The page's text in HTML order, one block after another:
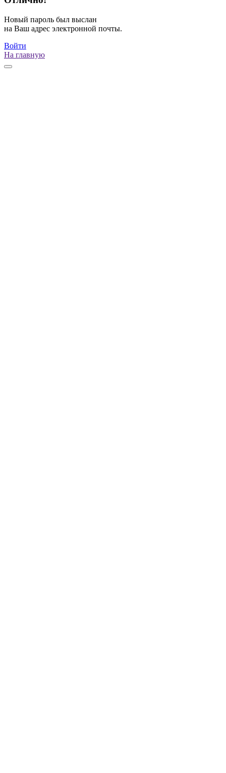
Новый пароль был выслан
на Ваш адрес электронной почты.
Войти
На главную